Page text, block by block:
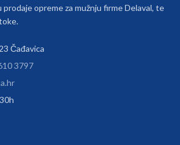
opreme za mužnju firme Delaval, te
Čađavica
3797